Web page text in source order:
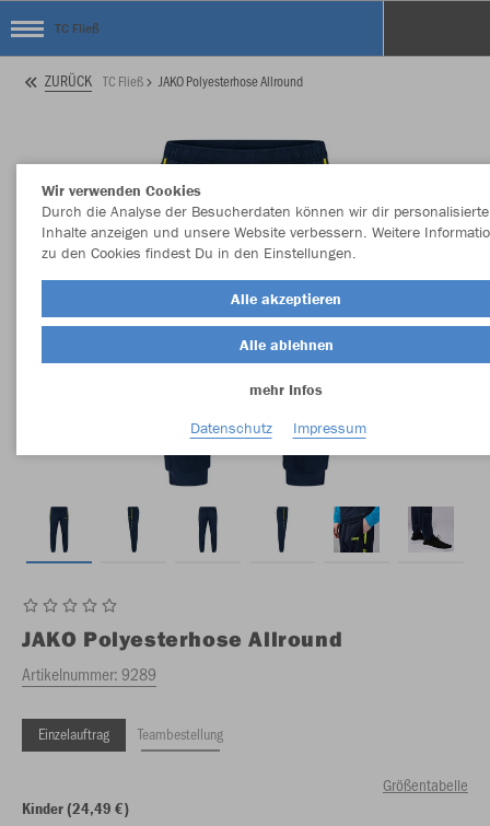
TC Fließ
ZURÜCK TC Fließ JAKO Polyesterhose Allround
JAKO Polyesterhose Allround
Artikelnummer:9289
Einzelauftrag Teambestellung
Größentabelle
Kinder (24,49 €)
Wir verwenden Cookies
Durch die Analyse der Besucherdaten können wir dir personalisierte
Inhalte anzeigen und unsere Website verbessern. Weitere
zu den Cookies findest Du in den Einstellungen.
Alle akzeptieren
Alle ablehnen
mehr Infos
Datenschutz
Impressum